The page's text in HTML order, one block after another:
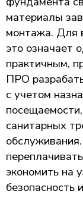
материалы
монтажа. Для
это означает
практичным,
ПРО
с учетом
санитарных
экономить на
безопасность